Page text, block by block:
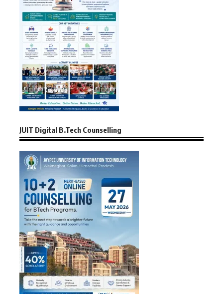
JUIT Digital B.Tech Counselling